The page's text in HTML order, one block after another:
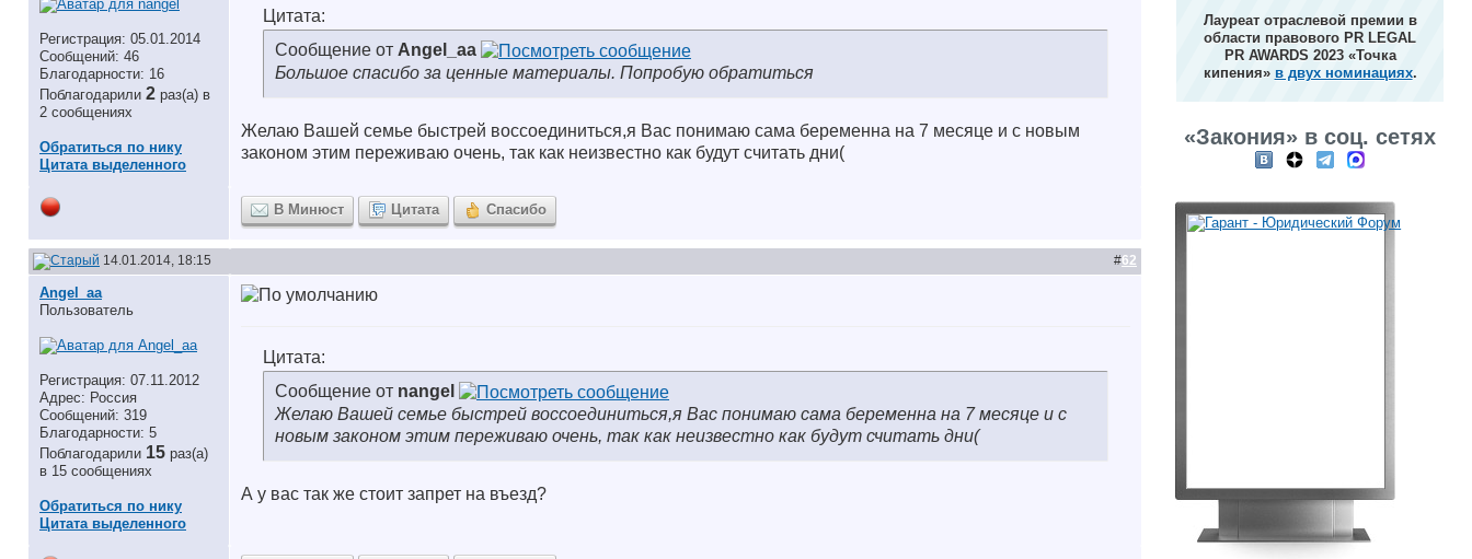
Регистрация: 05.01.2014
Сообщений: 46
Благодарности: 16
Поблагодарили 2 раз(а) в
2 сообщениях
Обратиться по нику
Цитата выделенного
Цитата:
Сообщение от Angel_aa
Большое спасибо за ценные материалы. Попробую обратиться
Желаю Вашей семье быстрей воссоединиться,я Вас понимаю сама беременна на 7 месяце и с новым
законом этим переживаю очень, так как неизвестно как будут считать дни(
В Минюст Цитата Спасибо
14.01.2014, 18:15 #62
Angel_aa
Пользователь
Регистрация: 07.11.2012
Адрес: Россия
Сообщений: 319
Благодарности: 5
Поблагодарили 15 раз(а)
в 15 сообщениях
Обратиться по нику
Цитата выделенного
Цитата:
Сообщение от nangel
Желаю Вашей семье быстрей воссоединиться,я Вас понимаю сама беременна на 7 месяце и с
новым законом этим переживаю очень, так как неизвестно как будут считать дни(
А у вас так же стоит запрет на въезд?
Лауреат отраслевой премии в
области правового PR LEGAL
PR AWARDS 2023 «Точка
кипения» в двух номинациях.
«Закония» в соц. сетях